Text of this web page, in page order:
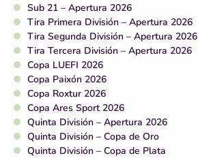
Sub 21 – Apertura 2026
Tira Primera División – Apertura 2026
Tira Segunda División – Apertura 2026
Tira Tercera División – Apertura 2026
Copa LUEFI 2026
Copa Paixón 2026
Copa Roxtur 2026
Copa Ares Sport 2026
Quinta División – Apertura 2026
Quinta División – Copa de Oro
Quinta División – Copa de Plata